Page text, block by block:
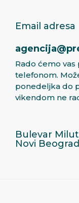
Email adresa
Rado ćemo
telefonom.
ponedeljka do
vikendom ne
Bulevar
Novi Beograd